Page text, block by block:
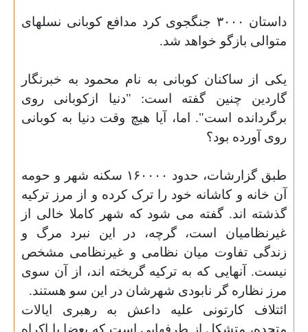
داستان ٣٠٠٠ جنگجوی کرد مدافع کوبانی نسلهای
متوالی بازگو خواهد شد.
یکی از ساکنان کوبانی به نام محمود به خبرنگار
گاردین چنین گفته است: "دنیا ازکوبانی روی
برگردانده است". اما، آیا هیچ وقت دنیا به کوبانی
روی آورده بود؟
طبق گزارشات، حدود ١۶٠٠٠٠ سکنه شهر و حومه
آن خانه و کاشانه خود را ترک کرده و از مرز ترکیه
گذشته اند. گفته می شود که شهر کاملا خالی از
غیرنظامیان است، گرچه، در این نبرد مرگ و
زندگی تفاوت میان نظامی و غیرنظامی مشخص
نیست. آنهایی که به ترکیه گریخته اند، از آن سوی
مرز نظاره گر نابودی شهرشان در این سو هستند.
ائتلاف کارتونی علیه داعش به رهبری ایالات
متحده، متشکل از طرفهایی است که بعضا با اکراه